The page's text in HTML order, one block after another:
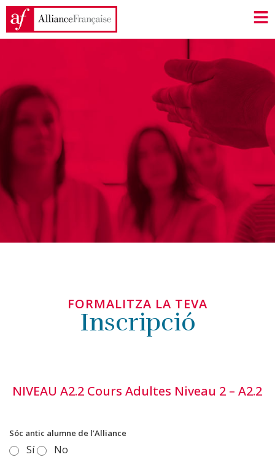
FORMALITZA LA TEVA
Inscripció
NIVEAU A2.2 Cours Adultes Niveau 2 – A2.2
Sóc antic alumne de l’Alliance
Sí No